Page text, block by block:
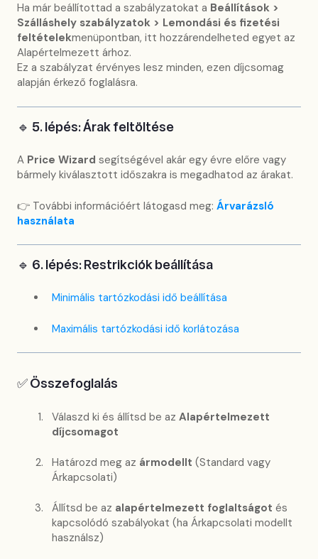
Ha már beállítottad a szabályzatokat a Beállítások >
Szálláshely szabályzatok > Lemondási és fizetési
feltételekmenüpontban, itt hozzárendelheted egyet az
Alapértelmezett árhoz.
Ez a szabályzat érvényes lesz minden, ezen díjcsomag
alapján érkező foglalásra.
🔹 5. lépés: Árak feltöltése
A Price Wizard segítségével akár egy évre előre vagy
bármely kiválasztott időszakra is megadhatod az árakat.
👉 További információért látogasd meg: Árvarázsló
használata
🔹 6. lépés: Restrikciók beállítása
Minimális tartózkodási idő beállítása
Maximális tartózkodási idő korlátozása
✅ Összefoglalás
Válaszd ki és állítsd be az Alapértelmezett
díjcsomagot
Határozd meg az ármodellt (Standard vagy
Árkapcsolati)
Állítsd be az alapértelmezett foglaltságot és
kapcsolódó szabályokat (ha Árkapcsolati modellt
használsz)